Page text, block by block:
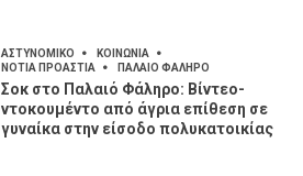
ΑΣΤΥΝΟΜΙΚΟ
ΚΟΙΝΩΝΙΑ
ΝΟΤΙΑ ΠΡΟΑΣΤΙΑ
ΠΑΛΑΙΟ ΦΑΛΗΡΟ
Σοκ στο Παλαιό Φάληρο: Βίντεο-
ντοκουμέντο από άγρια επίθεση σε
γυναίκα στην είσοδο πολυκατοικίας